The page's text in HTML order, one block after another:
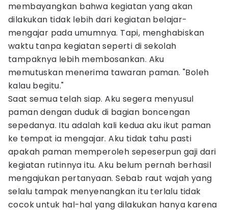
membayangkan bahwa kegiatan yang akan
dilakukan tidak lebih dari kegiatan belajar-
mengajar pada umumnya. Tapi, menghabiskan
waktu tanpa kegiatan seperti di sekolah
tampaknya lebih membosankan. Aku
memutuskan menerima tawaran paman. "Boleh
kalau begitu."
Saat semua telah siap. Aku segera menyusul
paman dengan duduk di bagian boncengan
sepedanya. Itu adalah kali kedua aku ikut paman
ke tempat ia mengajar. Aku tidak tahu pasti
apakah paman memperoleh sepeserpun gaji dari
kegiatan rutinnya itu. Aku belum pernah berhasil
mengajukan pertanyaan. Sebab raut wajah yang
selalu tampak menyenangkan itu terlalu tidak
cocok untuk hal-hal yang dilakukan hanya karena